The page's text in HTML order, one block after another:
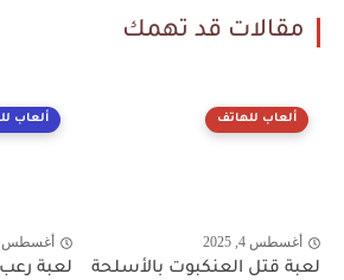
مقالات قد تهمك
ألعاب للهاتف
أغسطس 4, 2025
لعبة قتل العنكبوت بالأسلحة
ألعاب
أغسطس 4, 2025
لعبة